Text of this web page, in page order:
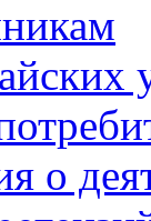
о